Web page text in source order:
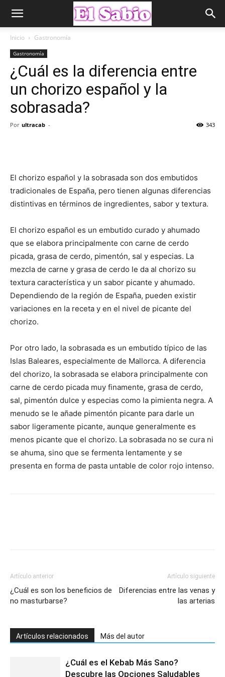
Inicio Gastronomía
Gastronomía
¿Cuál es la diferencia entre
un chorizo español y la
sobrasada?
Por ultracab - 343
El chorizo español y la sobrasada son dos embutidos
tradicionales de España, pero tienen algunas diferencias
distintivas en términos de ingredientes, sabor y textura.
El chorizo español es un embutido curado y ahumado
que se elabora principalmente con carne de cerdo
picada, grasa de cerdo, pimentón, sal y especias. La
mezcla de carne y grasa de cerdo le da al chorizo su
textura característica y un sabor picante y ahumado.
Dependiendo de la región de España, pueden existir
variaciones en la receta y en el nivel de picante del
chorizo.
Por otro lado, la sobrasada es un embutido típico de las
Islas Baleares, especialmente de Mallorca. A diferencia
del chorizo, la sobrasada se elabora principalmente con
carne de cerdo picada muy finamente, grasa de cerdo,
sal, pimentón dulce y especias como la pimienta negra. A
menudo se le añade pimentón picante para darle un
sabor ligeramente picante, aunque generalmente es
menos picante que el chorizo. La sobrasada no se cura ni
se ahuma, sino que se fermenta lentamente y se
presenta en forma de pasta untable de color rojo intenso.
Artículo anterior
¿Cuál es son los beneficios de
no masturbarse?
Artículo siguiente
Diferencias entre las venas y
las arterias
Artículos relacionados Más del autor
¿Cuál es el Kebab Más Sano?
Descubre las Opciones Saludables